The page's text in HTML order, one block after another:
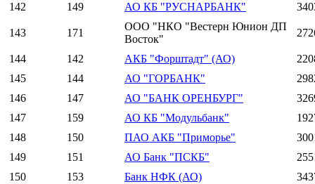
142
149 АО КБ "РУСНАРБАНК"
143 171
ООО "НКО "Вестерн Юнион ДП
Восток"
144 142 АКБ "Форштадт" (АО)
145
144 АО "ГОРБАНК"
146
147 АО "БАНК ОРЕНБУРГ"
147
159 АО КБ "Модульбанк"
148
150 ПАО АКБ "Приморье"
149
151 АО Банк "ПСКБ"
150
153 Банк НФК (АО)